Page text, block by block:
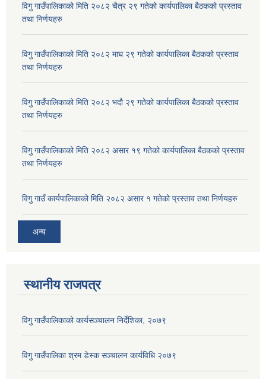
विगु गाउँपालिकाको मिति २०८२ चैत्र २९ गतेको कार्यपालिका बैठकको प्रस्ताव
तथा निर्णयहरु
विगु गाउँपालिकाको मिति २०८२ माघ २९ गतेको कार्यपालिका बैठकको प्रस्ताव
तथा निर्णयहरु
विगु गाउँपालिकाको मिति २०८२ भदौ २९ गतेको कार्यपालिका बैठकको प्रस्ताव
तथा निर्णयहरु
विगु गाउँपालिकाको मिति २०८२ असार १९ गतेको कार्यपालिका बैठकको प्रस्ताव
तथा निर्णयहरु
विगु गाउँ कार्यपालिकाको मिति २०८२ असार १ गतेको प्रस्ताव तथा निर्णयहरु
अन्य
स्थानीय राजपत्र
विगु गाउँपालिकाको कार्यसञ्‍चालन निर्देशिका, २०७९
विगु गाउँपालिका श्रम डेस्क सञ्चालन कार्यविधि २०७९